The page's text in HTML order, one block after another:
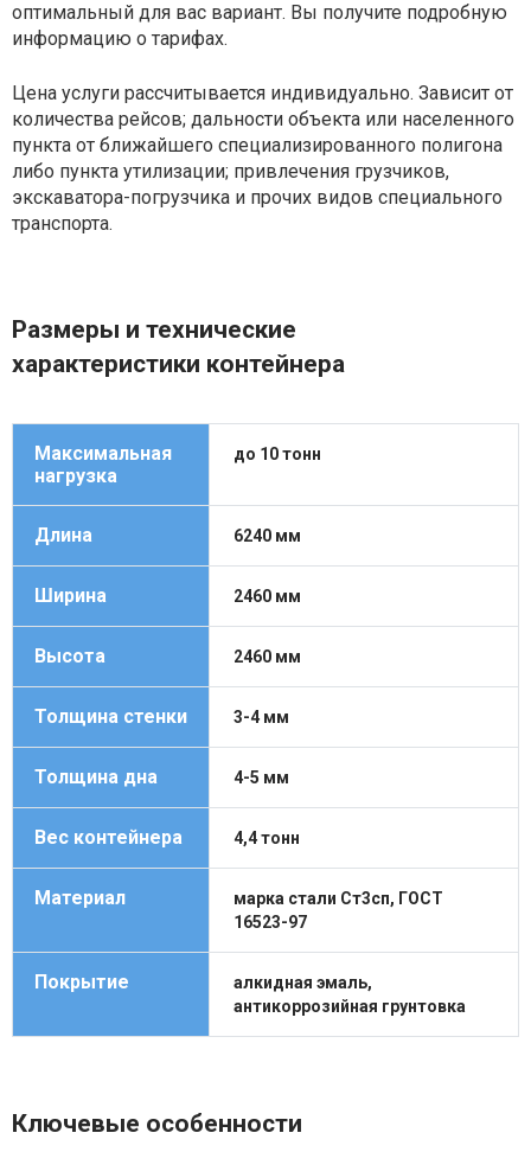
оптимальный для вас вариант. Вы получите подробную
информацию о тарифах.
Цена услуги рассчитывается индивидуально. Зависит от
количества рейсов; дальности объекта или населенного
пункта от ближайшего специализированного полигона
либо пункта утилизации; привлечения грузчиков,
экскаватора-погрузчика и прочих видов специального
транспорта.
Размеры и технические
характеристики контейнера
Максимальная
нагрузка
до 10 тонн
Длина 6240 мм
Ширина 2460 мм
Высота 2460 мм
Толщина стенки 3-4 мм
Толщина дна 4-5 мм
Вес контейнера 4,4 тонн
Материал
марка стали Ст3сп, ГОСТ
16523-97
Покрытие
алкидная эмаль,
антикоррозийная грунтовка
Ключевые особенности